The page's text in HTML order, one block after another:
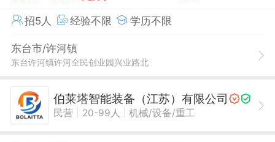
招5人 经验不限 学历不限
东台市/许河镇
东台许河镇许河全民创业园兴业路北
伯莱塔智能装备（江苏）有限公司
民营 20-99人 机械/设备/重工